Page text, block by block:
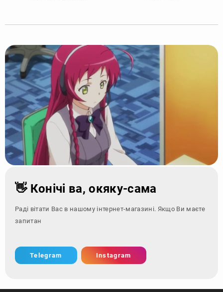
👋 Конічі ва, окяку-сама
Раді вітати Вас в нашому інтернет-магазині. Якщо Ви маєте
запитання - зверні
Telegram Instagram